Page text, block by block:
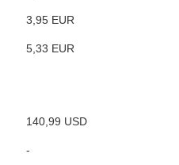
3,95 EUR
5,33 EUR
140,99 USD
-